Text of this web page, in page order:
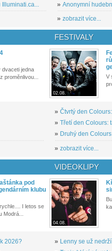
» Anonymní
» zobrazit více...
dvaceti jedna
proměnlivou...
FESTIVALY
02.08.
V
» Čtvrtý den
» Třetí den Colours:
» Druhý den
» zobrazit více...
pod
klubu
I letos se
Modrá...
2026?
VIDEOKLIPY
04.08.
» Lenny se už